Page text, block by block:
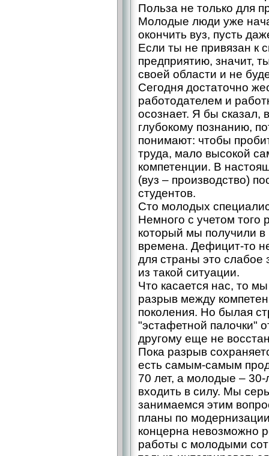
Польза не только для
Молодые люди уже
окончить вуз, пусть
Если ты не привязан к
предприятию, значит,
своей области и не
Сегодня достаточно
работодателем и
осознает. Я бы сказал,
глубокому познанию,
понимают: чтобы
труда, мало высокой
компетенции. В
(вуз – производство)
студентов.
Сто молодых
Немного с учетом того
который мы получили
времена. Дефицит-то
для страны это
из такой ситуации.
Что касается нас, то
разрыв между
поколения. Но былая
"эстафетной палочки"
другому еще не
Пока разрыв
есть самым-самым
70 лет, а молодые – 30-
входить в силу. Мы
занимаемся этим
планы по
концерна невозможно
работы с молодыми